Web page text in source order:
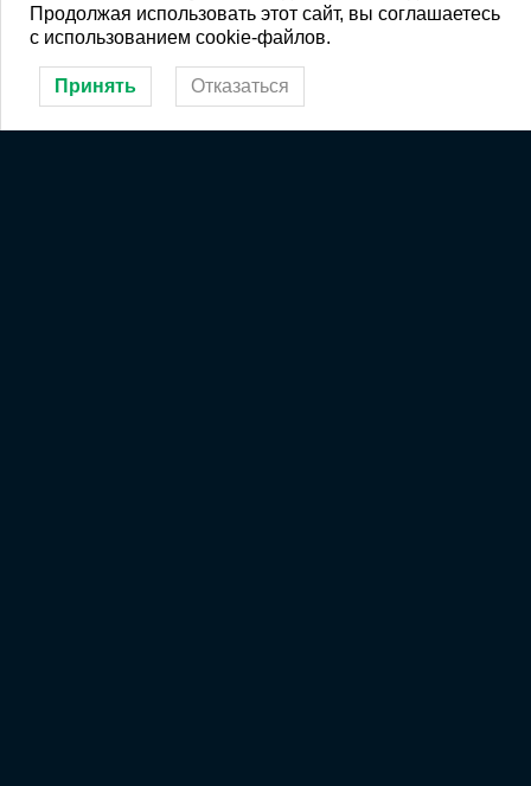
Продолжая использовать этот сайт, вы соглашаетесь
с использованием cookie-файлов.
Принять Отказаться